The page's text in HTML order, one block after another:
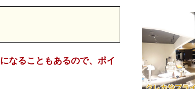
なることもあるので、ポイ